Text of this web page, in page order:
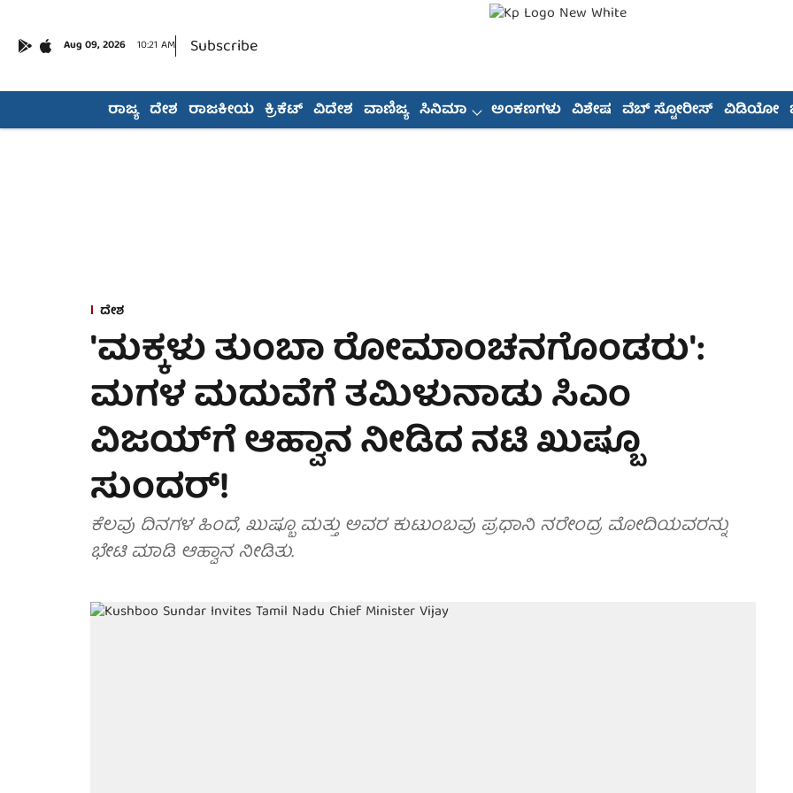
Aug 09, 2026 10:21 AM Subscribe
ರಾಜ್ಯ ದೇಶ ರಾಜಕೀಯ ಕ್ರಿಕೆಟ್ ವಿದೇಶ ವಾಣಿಜ್ಯ ಸಿನಿಮಾ ಅಂಕಣಗಳು ವಿಶೇಷ ವೆಬ್ ಸ್ಟೋರೀಸ್ ವಿಡಿಯೋ
ದೇಶ
'ಮಕ್ಕಳು ತುಂಬಾ ರೋಮಾಂಚನಗೊಂಡರು':
ಮಗಳ ಮದುವೆಗೆ ತಮಿಳುನಾಡು ಸಿಎಂ
ವಿಜಯ್‌ಗೆ ಆಹ್ವಾನ ನೀಡಿದ ನಟಿ ಖುಷ್ಬೂ
ಸುಂದರ್!
ಕೆಲವು ದಿನಗಳ ಹಿಂದೆ, ಖುಷ್ಬೂ ಮತ್ತು ಅವರ ಕುಟುಂಬವು ಪ್ರಧಾನಿ ನರೇಂದ್ರ ಮೋದಿಯವರನ್ನು
ಭೇಟಿ ಮಾಡಿ ಆಹ್ವಾನ ನೀಡಿತು.